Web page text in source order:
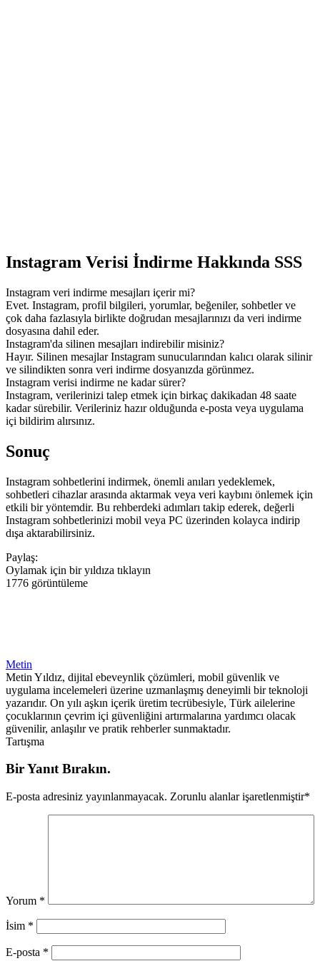
Instagram Verisi İndirme Hakkında SSS
Instagram veri indirme mesajları içerir mi?
Evet. Instagram, profil bilgileri, yorumlar, beğeniler, sohbetler ve
çok daha fazlasıyla birlikte doğrudan mesajlarınızı da veri indirme
dosyasına dahil eder.
Instagram'da silinen mesajları indirebilir misiniz?
Hayır. Silinen mesajlar Instagram sunucularından kalıcı olarak silinir
ve silindikten sonra veri indirme dosyanızda görünmez.
Instagram verisi indirme ne kadar sürer?
Instagram, verilerinizi talep etmek için birkaç dakikadan 48 saate
kadar sürebilir. Verileriniz hazır olduğunda e-posta veya uygulama
içi bildirim alırsınız.
Sonuç
Instagram sohbetlerini indirmek, önemli anıları yedeklemek,
sohbetleri cihazlar arasında aktarmak veya veri kaybını önlemek için
etkili bir yöntemdir. Bu rehberdeki adımları takip ederek, değerli
Instagram sohbetlerinizi mobil veya PC üzerinden kolayca indirip
dışa aktarabilirsiniz.
Paylaş:
Oylamak için bir yıldıza tıklayın
1776 görüntüleme
Metin
Metin Yıldız, dijital ebeveynlik çözümleri, mobil güvenlik ve
uygulama incelemeleri üzerine uzmanlaşmış deneyimli bir teknoloji
yazarıdır. On yılı aşkın içerik üretim tecrübesiyle, Türk ailelerine
çocuklarının çevrim içi güvenliğini artırmalarına yardımcı olacak
güvenilir, anlaşılır ve pratik rehberler sunmaktadır.
Tartışma
Bir Yanıt Bırakın.
E-posta adresiniz yayınlanmayacak. Zorunlu alanlar işaretlenmiştir*
Yorum *
İsim *
E-posta *